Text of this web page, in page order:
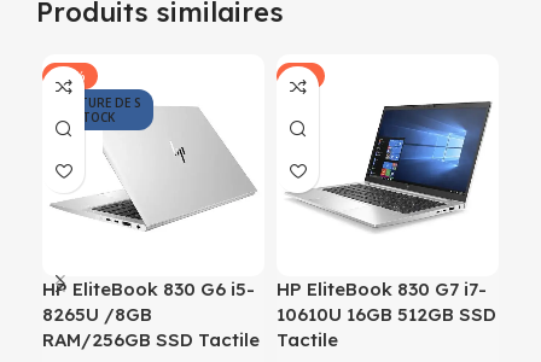
Produits similaires
-18%
RUPTURE DE S
TOCK
HP EliteBook 830 G6 i5-
8265U /8GB
RAM/256GB SSD Tactile
-7%
HP EliteBook 830 G7 i7-
10610U 16GB 512GB SSD
Tactile